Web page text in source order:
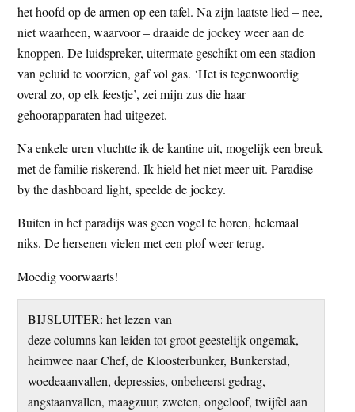
het hoofd op de armen op een tafel. Na zijn laatste lied – nee,
niet waarheen, waarvoor – draaide de jockey weer aan de
knoppen. De luidspreker, uitermate geschikt om een stadion
van geluid te voorzien, gaf vol gas. ‘Het is tegenwoordig
overal zo, op elk feestje’, zei mijn zus die haar
gehoorapparaten had uitgezet.
Na enkele uren vluchtte ik de kantine uit, mogelijk een breuk
met de familie riskerend. Ik hield het niet meer uit. Paradise
by the dashboard light, speelde de jockey.
Buiten in het paradijs was geen vogel te horen, helemaal
niks. De hersenen vielen met een plof weer terug.
Moedig voorwaarts!
BIJSLUITER: het lezen van
deze columns kan leiden tot groot geestelijk ongemak,
heimwee naar Chef, de Kloosterbunker, Bunkerstad,
woedeaanvallen, depressies, onbeheerst gedrag,
angstaanvallen, maagzuur, zweten, ongeloof, twijfel aan